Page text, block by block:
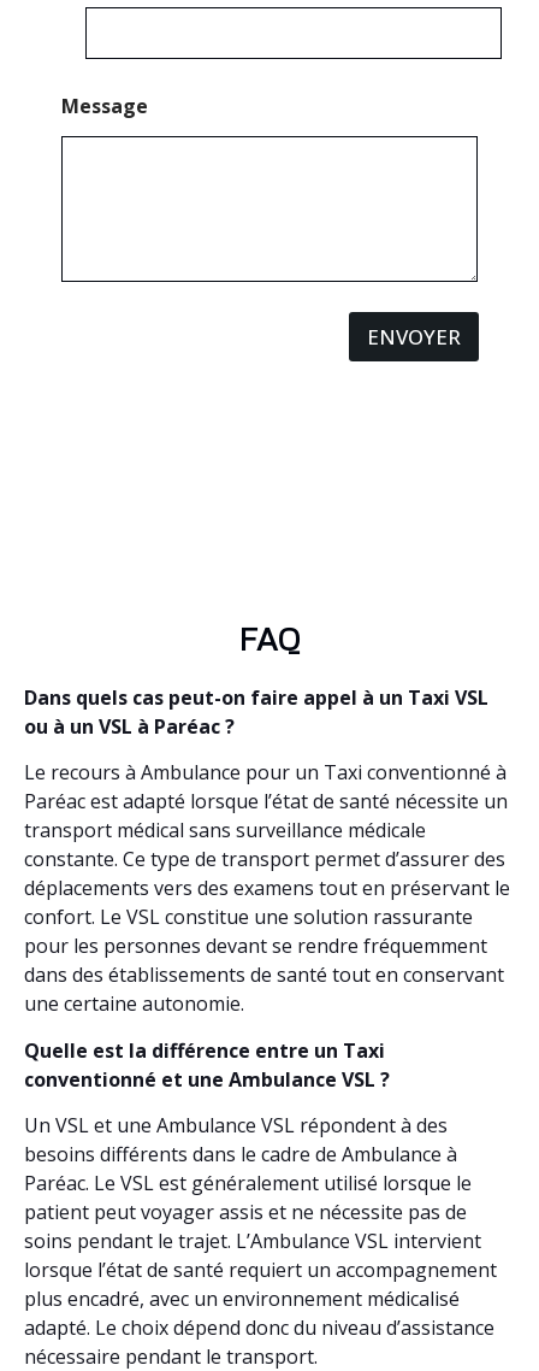
Message
ENVOYER
FAQ
Dans quels cas peut-on faire appel à un Taxi VSL
ou à un VSL à Paréac ?
Le recours à Ambulance pour un Taxi conventionné à
Paréac est adapté lorsque l’état de santé nécessite un
transport médical sans surveillance médicale
constante. Ce type de transport permet d’assurer des
déplacements vers des examens tout en préservant le
confort. Le VSL constitue une solution rassurante
pour les personnes devant se rendre fréquemment
dans des établissements de santé tout en conservant
une certaine autonomie.
Quelle est la différence entre un Taxi
conventionné et une Ambulance VSL ?
Un VSL et une Ambulance VSL répondent à des
besoins différents dans le cadre de Ambulance à
Paréac. Le VSL est généralement utilisé lorsque le
patient peut voyager assis et ne nécessite pas de
soins pendant le trajet. L’Ambulance VSL intervient
lorsque l’état de santé requiert un accompagnement
plus encadré, avec un environnement médicalisé
adapté. Le choix dépend donc du niveau d’assistance
nécessaire pendant le transport.